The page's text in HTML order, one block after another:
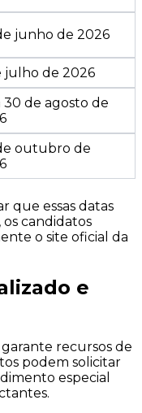
junho de 2026
julho de 2026
30 de agosto de
outubro de
que essas datas
os candidatos
o site oficial da
e
recursos de
podem solicitar
especial